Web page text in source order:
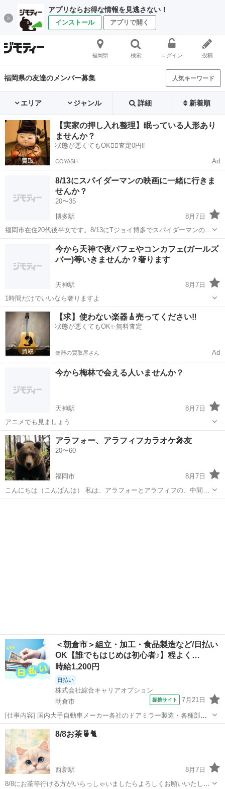
アプリならお得な情報を見逃さない！
インストール アプリで開く
福岡県 検索 ログイン 投稿
福岡県の友達のメンバー募集 人気キーワード
エリア ジャンル 詳細 新着順
【実家の押し入れ整理】眠っている人形あり
ませんか？
状態が悪くてもOK🙆‍♀️査定0円‼️
COYASH Ad
8/13にスパイダーマンの映画に一緒に行きま
せんか？
20〜35
博多駅
8月7日
福岡市在住20代後半女です。8/13にTジョイ博多でスパイダーマンの新
作を一緒に観に行ってくれる方を募集しています。ドルビーシネマの
15時55分上映の字幕版を観る予定です。 映画やスパイダーマン好きな
方々いましたら、映画が...
博多駅 その他
今から天神で夜パフェやコンカフェ(ガールズ
バー)等いきませんか？奢ります
天神駅
8月7日
1時間だけでいいなら奢りますよ
福岡 福岡市 天神駅 友達 コンカフェ
【求】使わない楽器🎸売ってください‼️
状態が悪くてもOK✨無料査定
楽器の買取屋さん Ad
今から梅林で会える人いませんか？
天神駅
8月7日
アニメでも見ましょう
福岡 福岡市
アラフォー、アラフィフカラオケ🎤友
20〜60
福岡市
8月7日
こんにちは（こんばんは） 私は、アラフォーとアラフィフの、中間を
彷徨っている男性🧑‍💼会社員です⚠️ B'z、L'Arc〜en〜Ciel、GLAY、TM
＜朝倉市＞組立・加工・食品製造など/日払い
OK【誰でもはじめは初心者♪】程よく…
時給1,200円
日払い
株式会社綜合キャリアオプション
朝倉市
提携サイト 7月21日
[仕事内容] 国内大手自動車メーカー各社のドアミラー製造・各種部品
の組付作業・全自動機、 半自動機導入・部品運搬等その他付随業務有
男女ともに活躍できる職場です。 工場内は空調設備も完備未経験から
スタートしている方多数研修体制...
福岡 朝倉市 工場
8/8お茶🍵🐈️
西新駅
8月7日
8/8にお茶等行ける方がいらっしゃいましたらよろしくお願いいたしま